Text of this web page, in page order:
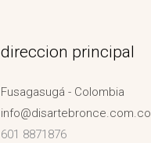
direccion principal
Fusagasugá - Colombia
info@disartebronce.com.co
601 8871876